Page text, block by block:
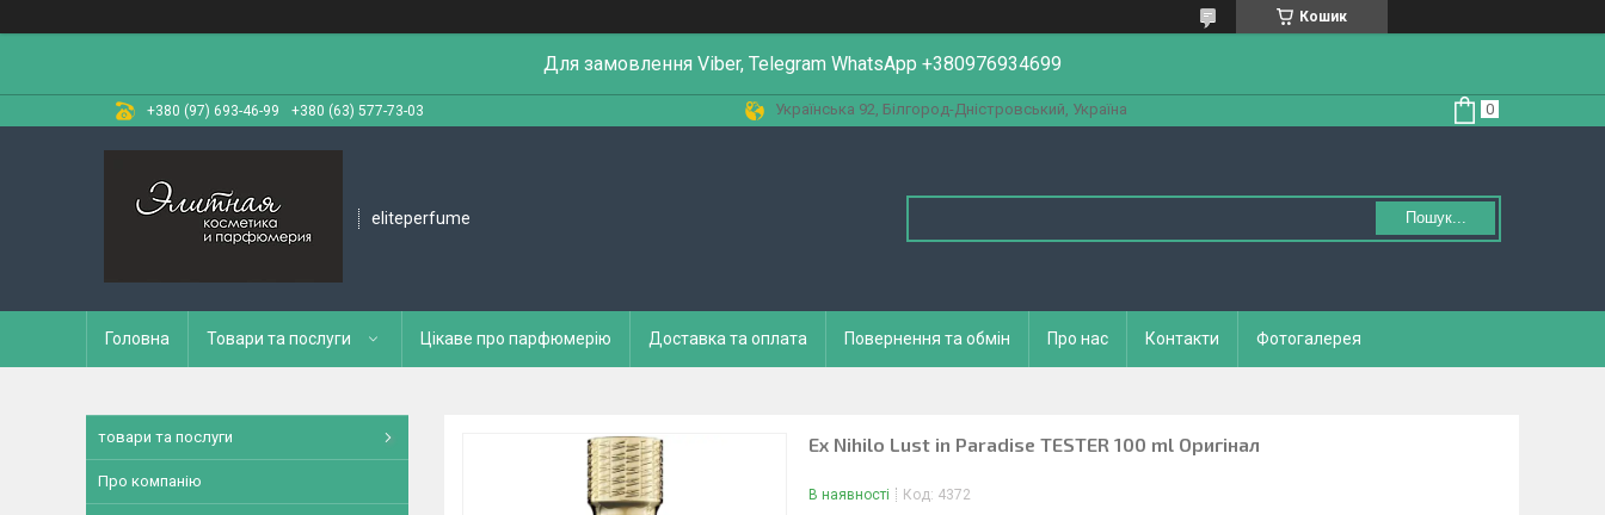
Кошик
Для замовлення Viber, Telegram WhatsApp +380976934699
+380 (97) 693-46-99 +380 (63) 577-73-03 Українська 92, Білгород-Дністровський, Україна
eliteperfume Пошук...
Головна Товари та послуги Цікаве про парфюмерію Доставка та оплата Повернення та обмін Про нас Контакти Фотогалерея
Ex Nihilo Lust in Paradise TESTER 100 ml Оригінал
В наявності Код: 4372
товари та послуги
Про компанію